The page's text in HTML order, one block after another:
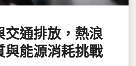
交通排放，熱浪
與能源消耗挑戰